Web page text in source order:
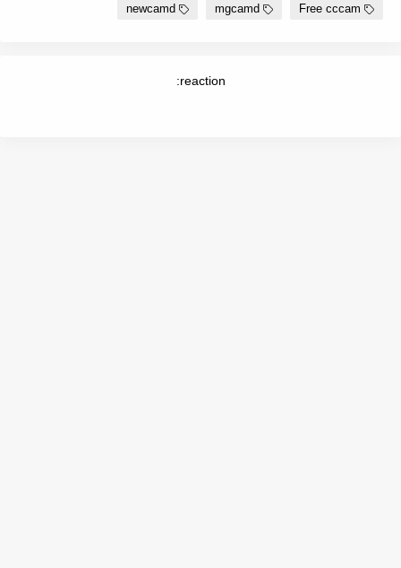
Free cccam
mgcamd
newcamd
reaction: